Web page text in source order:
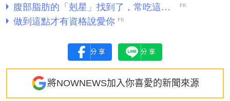
分享 分享
將NOWNEWS加入你喜愛的新聞來源